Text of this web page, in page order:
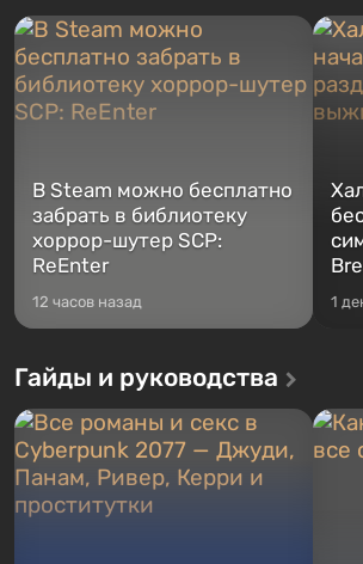
В Steam можно бесплатно
забрать в библиотеку
хоррор-шутер SCP:
ReEnter
12 часов назад 1
Гайды и руководства